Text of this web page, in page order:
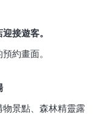
接遊客。
約畫面。
景點、森林精靈露